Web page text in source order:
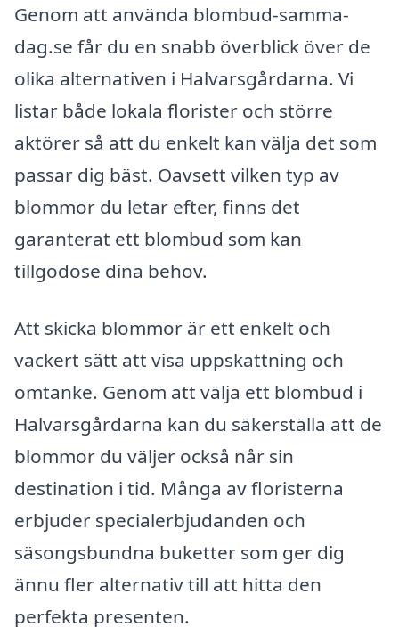
Genom att använda blombud-samma-
dag.se får du en snabb överblick över de
olika alternativen i Halvarsgårdarna. Vi
listar både lokala florister och större
aktörer så att du enkelt kan välja det som
passar dig bäst. Oavsett vilken typ av
blommor du letar efter, finns det
garanterat ett blombud som kan
tillgodose dina behov.
Att skicka blommor är ett enkelt och
vackert sätt att visa uppskattning och
omtanke. Genom att välja ett blombud i
Halvarsgårdarna kan du säkerställa att de
blommor du väljer också når sin
destination i tid. Många av floristerna
erbjuder specialerbjudanden och
säsongsbundna buketter som ger dig
ännu fler alternativ till att hitta den
perfekta presenten.